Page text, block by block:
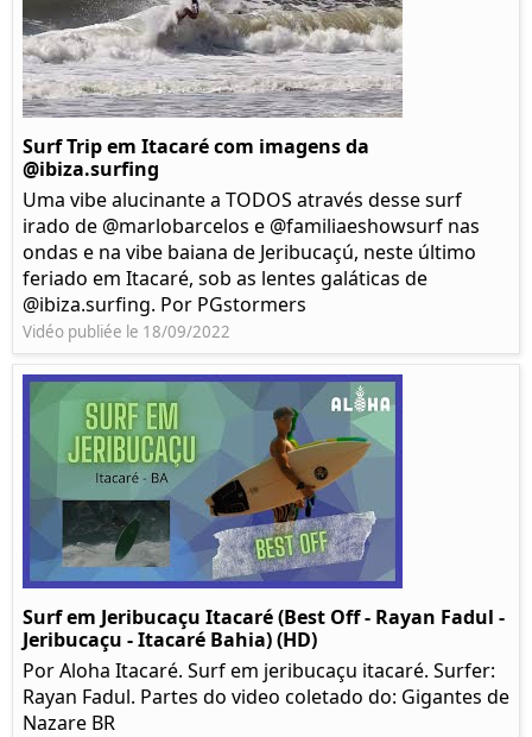
Surf Trip em Itacaré com imagens da
@ibiza.surfing
Uma vibe alucinante a TODOS através desse surf
irado de @marlobarcelos e @familiaeshowsurf nas
ondas e na vibe baiana de Jeribucaçú, neste último
feriado em Itacaré, sob as lentes galáticas de
@ibiza.surfing. Por PGstormers
Vidéo publiée le 18/09/2022
Surf em Jeribucaçu Itacaré (Best Off - Rayan Fadul -
Jeribucaçu - Itacaré Bahia) (HD)
Por Aloha Itacaré. Surf em jeribucaçu itacaré. Surfer:
Rayan Fadul. Partes do video coletado do: Gigantes de
Nazare BR